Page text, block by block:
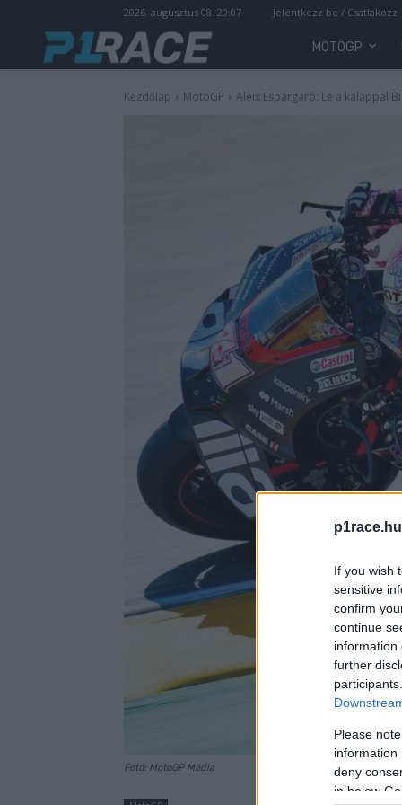
If you wish
sensitive
confirm
continue
information
further
Please
information
deny
in below
2026. augusztus 08. 20:07 Jelentkezz be / Csatlakozz
MOTOGP
Kezdőlap MotoGP Aleix Espargaró: Le a kalappal
Fotó: MotoGP Média